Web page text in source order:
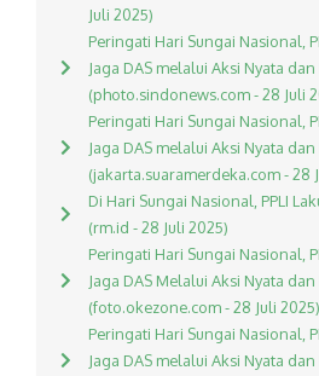
Juli 2025)
Peringati Hari Sungai Nasional,
Jaga DAS melalui Aksi Nyata
(photo.sindonews.com - 28 Juli
Peringati Hari Sungai Nasional,
Jaga DAS melalui Aksi Nyata
(jakarta.suaramerdeka.com - 28
Di Hari Sungai Nasional, PPLI
(rm.id - 28 Juli 2025)
Peringati Hari Sungai Nasional,
Jaga DAS Melalui Aksi Nyata
(foto.okezone.com - 28 Juli 2025)
Peringati Hari Sungai Nasional,
Jaga DAS melalui Aksi Nyata